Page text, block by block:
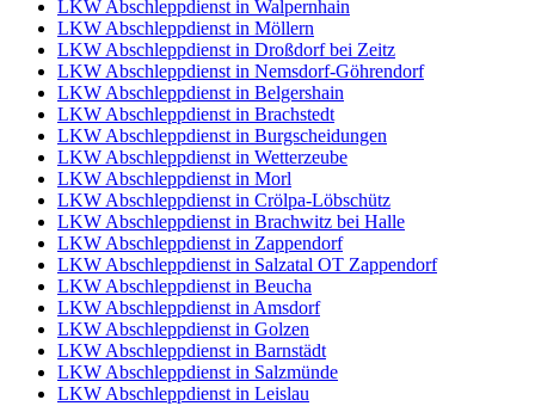
LKW Abschleppdienst in Walpernhain
LKW Abschleppdienst in Möllern
LKW Abschleppdienst in Droßdorf bei Zeitz
LKW Abschleppdienst in Nemsdorf-Göhrendorf
LKW Abschleppdienst in Belgershain
LKW Abschleppdienst in Brachstedt
LKW Abschleppdienst in Burgscheidungen
LKW Abschleppdienst in Wetterzeube
LKW Abschleppdienst in Morl
LKW Abschleppdienst in Crölpa-Löbschütz
LKW Abschleppdienst in Brachwitz bei Halle
LKW Abschleppdienst in Zappendorf
LKW Abschleppdienst in Salzatal OT Zappendorf
LKW Abschleppdienst in Beucha
LKW Abschleppdienst in Amsdorf
LKW Abschleppdienst in Golzen
LKW Abschleppdienst in Barnstädt
LKW Abschleppdienst in Salzmünde
LKW Abschleppdienst in Leislau